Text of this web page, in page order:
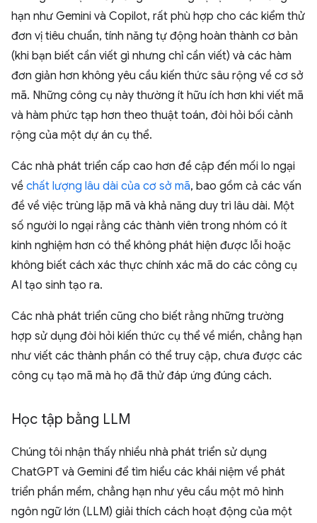
hạn như Gemini và Copilot, rất phù hợp cho các kiểm thử
đơn vị tiêu chuẩn, tính năng tự động hoàn thành cơ bản
(khi bạn biết cần viết gì nhưng chỉ cần viết) và các hàm
đơn giản hơn không yêu cầu kiến thức sâu rộng về cơ sở
mã. Những công cụ này thường ít hữu ích hơn khi viết mã
và hàm phức tạp hơn theo thuật toán, đòi hỏi bối cảnh
rộng của một dự án cụ thể.
Các nhà phát triển cấp cao hơn đề cập đến mối lo ngại
về chất lượng lâu dài của cơ sở mã, bao gồm cả các vấn
đề về việc trùng lặp mã và khả năng duy trì lâu dài. Một
số người lo ngại rằng các thành viên trong nhóm có ít
kinh nghiệm hơn có thể không phát hiện được lỗi hoặc
không biết cách xác thực chính xác mã do các công cụ
AI tạo sinh tạo ra.
Các nhà phát triển cũng cho biết rằng những trường
hợp sử dụng đòi hỏi kiến thức cụ thể về miền, chẳng hạn
như viết các thành phần có thể truy cập, chưa được các
công cụ tạo mã mà họ đã thử đáp ứng đúng cách.
Học tập bằng LLM
Chúng tôi nhận thấy nhiều nhà phát triển sử dụng
ChatGPT và Gemini để tìm hiểu các khái niệm về phát
triển phần mềm, chẳng hạn như yêu cầu một mô hình
ngôn ngữ lớn (LLM) giải thích cách hoạt động của một